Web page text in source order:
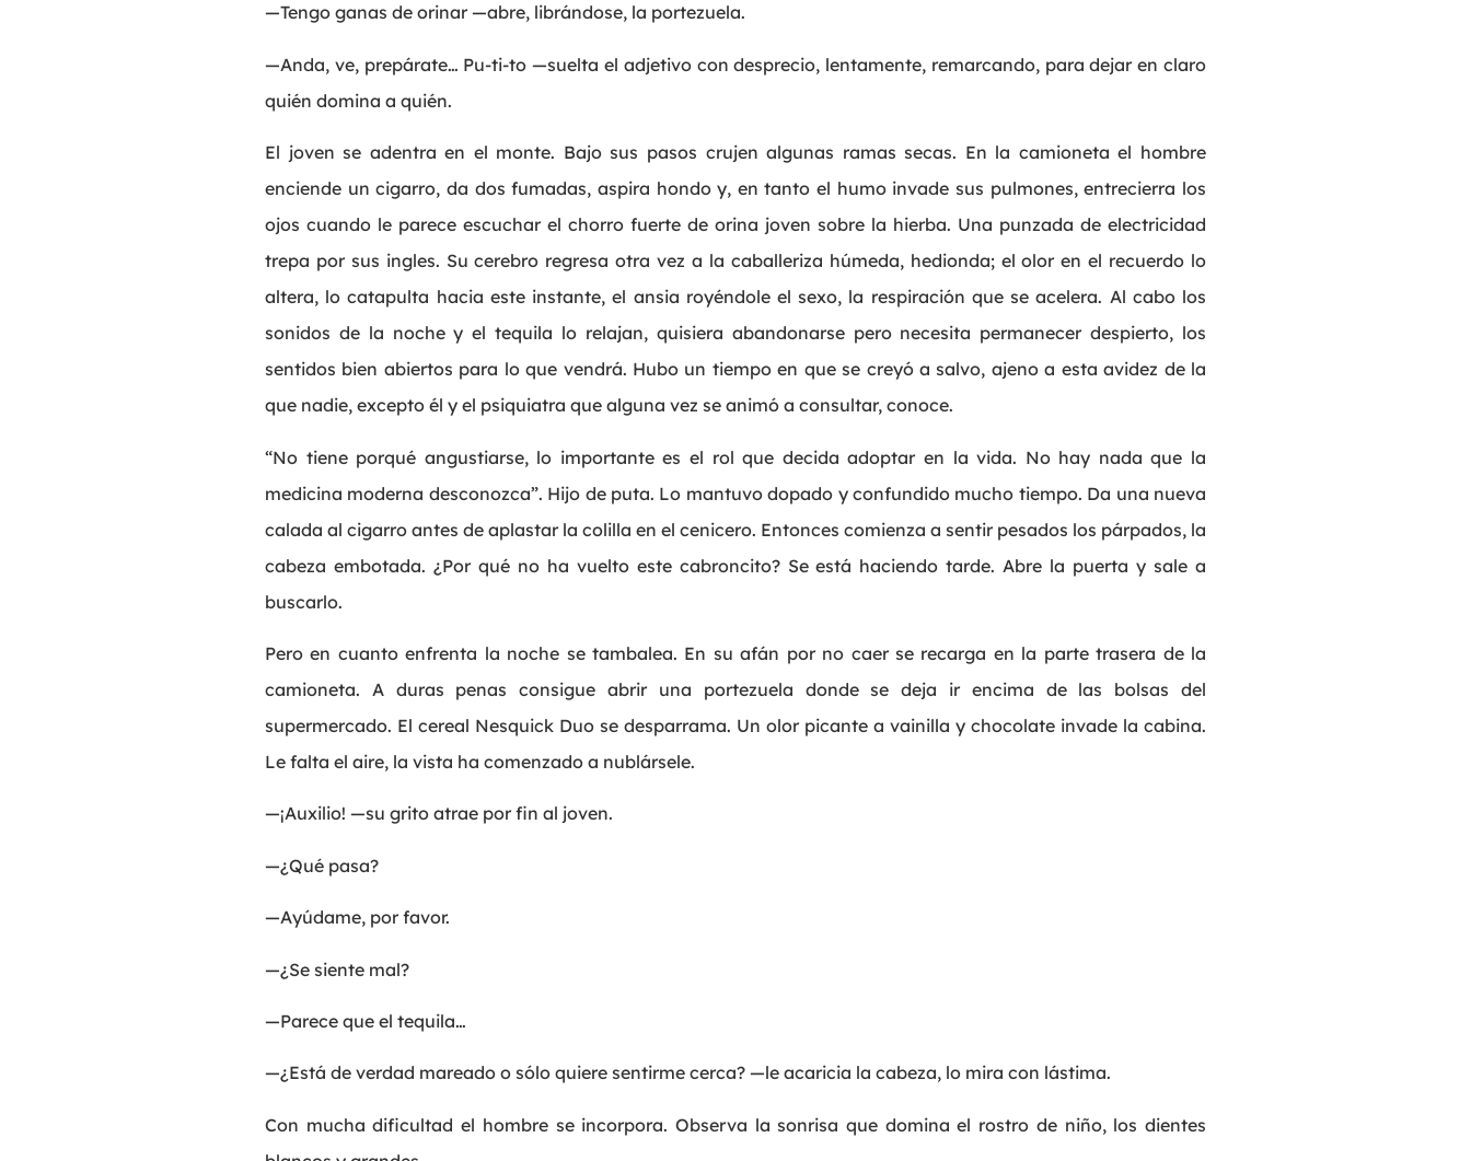
—Tengo ganas de orinar —abre, librándose, la portezuela.
—Anda, ve, prepárate… Pu-ti-to —suelta el adjetivo con desprecio, lentamente, remarcando, para dejar en claro
quién domina a quién.
El joven se adentra en el monte. Bajo sus pasos crujen algunas ramas secas. En la camioneta el hombre
enciende un cigarro, da dos fumadas, aspira hondo y, en tanto el humo invade sus pulmones, entrecierra los
ojos cuando le parece escuchar el chorro fuerte de orina joven sobre la hierba. Una punzada de electricidad
trepa por sus ingles. Su cerebro regresa otra vez a la caballeriza húmeda, hedionda; el olor en el recuerdo lo
altera, lo catapulta hacia este instante, el ansia royéndole el sexo, la respiración que se acelera. Al cabo los
sonidos de la noche y el tequila lo relajan, quisiera abandonarse pero necesita permanecer despierto, los
sentidos bien abiertos para lo que vendrá. Hubo un tiempo en que se creyó a salvo, ajeno a esta avidez de la
que nadie, excepto él y el psiquiatra que alguna vez se animó a consultar, conoce.
“No tiene porqué angustiarse, lo importante es el rol que decida adoptar en la vida. No hay nada que la
medicina moderna desconozca”. Hijo de puta. Lo mantuvo dopado y confundido mucho tiempo. Da una nueva
calada al cigarro antes de aplastar la colilla en el cenicero. Entonces comienza a sentir pesados los párpados, la
cabeza embotada. ¿Por qué no ha vuelto este cabroncito? Se está haciendo tarde. Abre la puerta y sale a
buscarlo.
Pero en cuanto enfrenta la noche se tambalea. En su afán por no caer se recarga en la parte trasera de la
camioneta. A duras penas consigue abrir una portezuela donde se deja ir encima de las bolsas del
supermercado. El cereal Nesquick Duo se desparrama. Un olor picante a vainilla y chocolate invade la cabina.
Le falta el aire, la vista ha comenzado a nublársele.
—¡Auxilio! —su grito atrae por fin al joven.
—¿Qué pasa?
—Ayúdame, por favor.
—¿Se siente mal?
—Parece que el tequila…
—¿Está de verdad mareado o sólo quiere sentirme cerca? —le acaricia la cabeza, lo mira con lástima.
Con mucha dificultad el hombre se incorpora. Observa la sonrisa que domina el rostro de niño, los dientes